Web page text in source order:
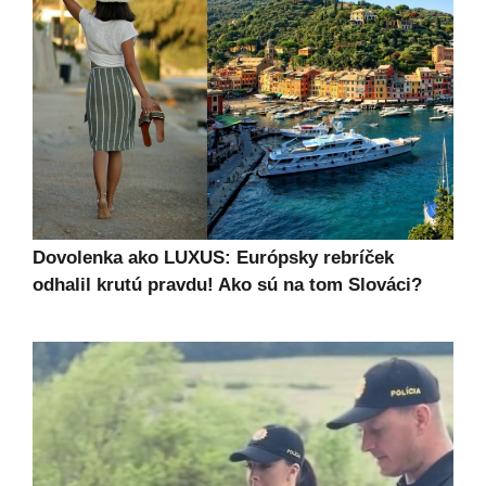
Dovolenka ako LUXUS: Európsky rebríček
odhalil krutú pravdu! Ako sú na tom Slováci?